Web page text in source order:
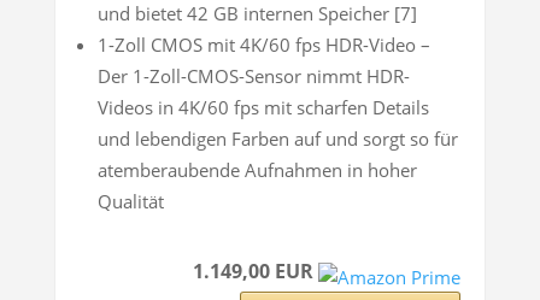
und bietet 42 GB internen Speicher [7]
1-Zoll CMOS mit 4K/60 fps HDR-Video –
Der 1-Zoll-CMOS-Sensor nimmt HDR-
Videos in 4K/60 fps mit scharfen Details
und lebendigen Farben auf und sorgt so für
atemberaubende Aufnahmen in hoher
Qualität
1.149,00 EUR